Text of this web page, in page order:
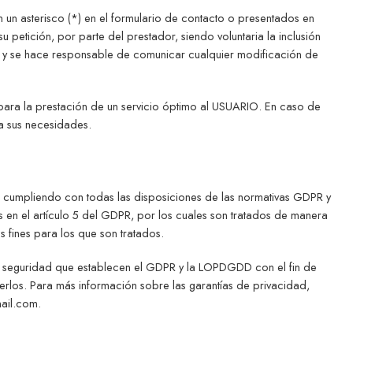
asterisco (*) en el formulario de contacto o presentados en
petición, por parte del prestador, siendo voluntaria la inclusión
y se hace responsable de comunicar cualquier modificación de
la prestación de un servicio óptimo al USUARIO. En caso de
sus necesidades.
con todas las disposiciones de las normativas GDPR y
el artículo 5 del GDPR, por los cuales son tratados de manera
fines para los que son tratados.
que establecen el GDPR y la LOPDGDD con el fin de
Para más información sobre las garantías de privacidad,